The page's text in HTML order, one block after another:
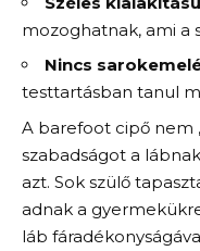
mozoghatnak, ami a
Nincs
testtartásban tanul
A barefoot cipő nem
szabadságot a
azt. Sok szülő
adnak a
láb